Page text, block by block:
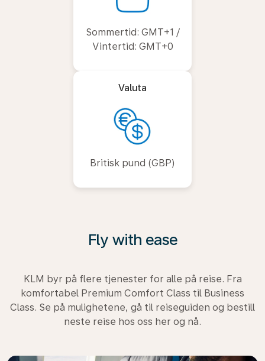
Sommertid: GMT+1 /
Vintertid: GMT+0
Valuta
Britisk pund (GBP)
Fly with ease
KLM byr på flere tjenester for alle på reise. Fra
komfortabel Premium Comfort Class til Business
Class. Se på mulighetene, gå til reiseguiden og bestill
neste reise hos oss her og nå.